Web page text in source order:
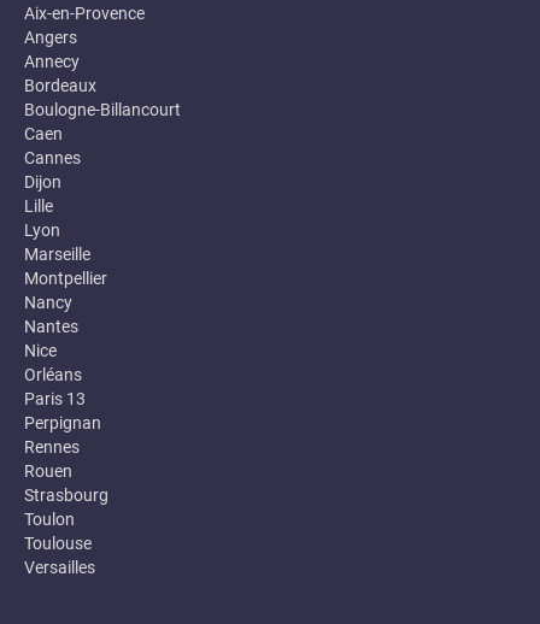
Aix-en-Provence
Angers
Annecy
Bordeaux
Boulogne-Billancourt
Caen
Cannes
Dijon
Lille
Lyon
Marseille
Montpellier
Nancy
Nantes
Nice
Orléans
Paris 13
Perpignan
Rennes
Rouen
Strasbourg
Toulon
Toulouse
Versailles